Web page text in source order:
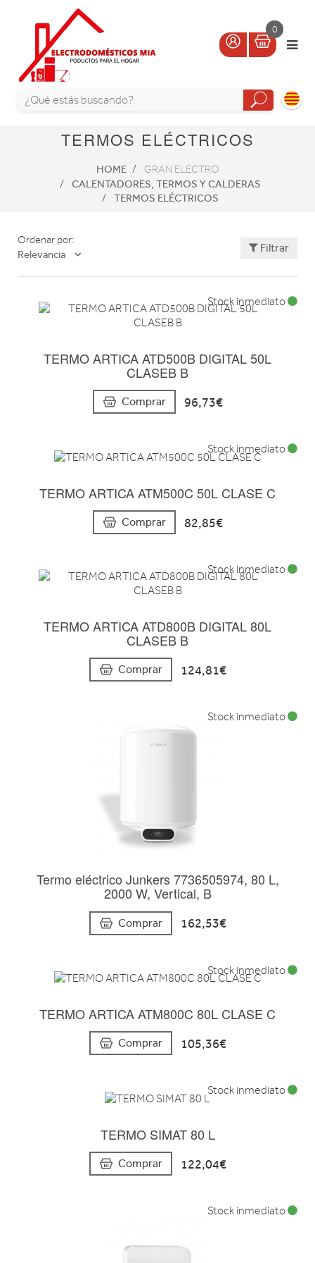
0
TERMOS ELÉCTRICOS
HOME GRAN ELECTRO
CALENTADORES, TERMOS Y CALDERAS
TERMOS ELÉCTRICOS
Ordenar por:
Relevancia
Filtrar
TERMO ARTICA ATD500B DIGITAL 50L
CLASEB B
Comprar 96,73€
Stock inmediato
TERMO ARTICA ATM500C 50L CLASE C
Comprar 82,85€
Stock inmediato
TERMO ARTICA ATD800B DIGITAL 80L
CLASEB B
Comprar 124,81€
Stock inmediato
Termo eléctrico Junkers 7736505974, 80 L,
2000 W, Vertical, B
Comprar 162,53€
Stock inmediato
TERMO ARTICA ATM800C 80L CLASE C
Comprar 105,36€
Stock inmediato
TERMO SIMAT 80 L
Comprar 122,04€
Stock inmediato
Stock inmediato